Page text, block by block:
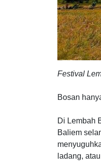
Festival
Bosan
Di Lembah
Baliem
ladang,